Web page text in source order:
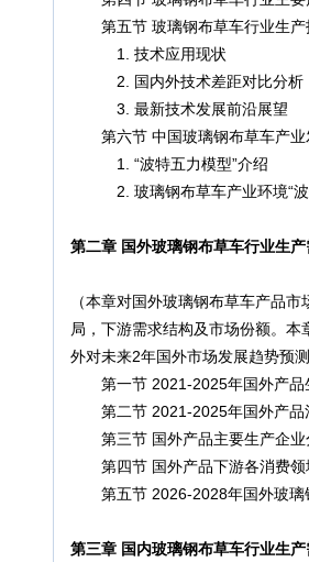
第五节 玻璃钢布草车行业生产
1. 技术应用现状
2. 国内外技术差距对比分析
3. 最新技术发展前沿展望
第六节 中国玻璃钢布草车产业
1. “波特五力模型”介绍
2. 玻璃钢布草车产业环境“波
第二章 国外玻璃钢布草车行业生产
（本章对国外玻璃钢布草车产品
局，下游需求结构及市场份额。
外对未来2年国外市场发展趋势预
第一节 2021-2025年国外产品
第二节 2021-2025年国外产品
第三节 国外产品主要生产企业
第四节 国外产品下游各消费领
第五节 2026-2028年国外玻璃
第三章 国内玻璃钢布草车行业生